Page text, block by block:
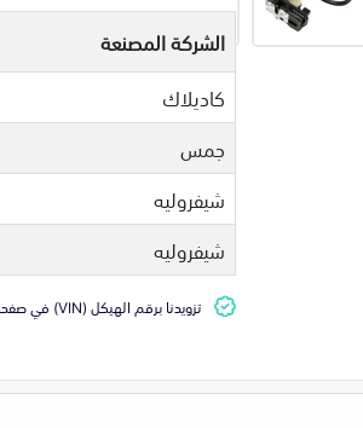
الشركة المصنعة
كاديلاك
جمس
شيفروليه
شيفروليه
تزويدنا برقم الهيكل (VIN) في صفحة السلة يضمن التطابق التام للقطعة مع سيارتك